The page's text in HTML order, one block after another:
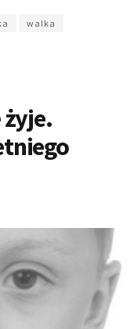
walka